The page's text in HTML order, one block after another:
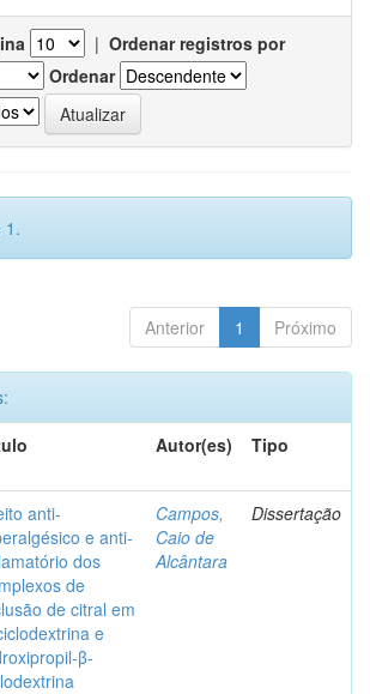
| Ordenar registros por
Ordenar
1.
Anterior 1 Próximo
Autor(es) Tipo
anti-
e anti-
dos
de
de citral em
e
β-
Campos,
Caio de
Alcântara
Dissertação